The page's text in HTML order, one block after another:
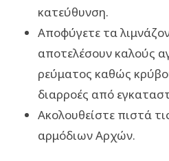
κατεύθυνση.
Αποφύγετε τα
αποτελέσουν καλούς
ρεύματος καθώς
διαρροές από
Ακολουθείστε πιστά
αρμόδιων Αρχών.